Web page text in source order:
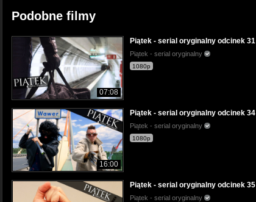
Podobne filmy
07:08
Piątek - serial oryginalny odcinek 31
Piątek - serial oryginalny
1080p
16:00
Piątek - serial oryginalny odcinek 34
Piątek - serial oryginalny
1080p
Piątek - serial oryginalny odcinek 35
Piątek - serial oryginalny